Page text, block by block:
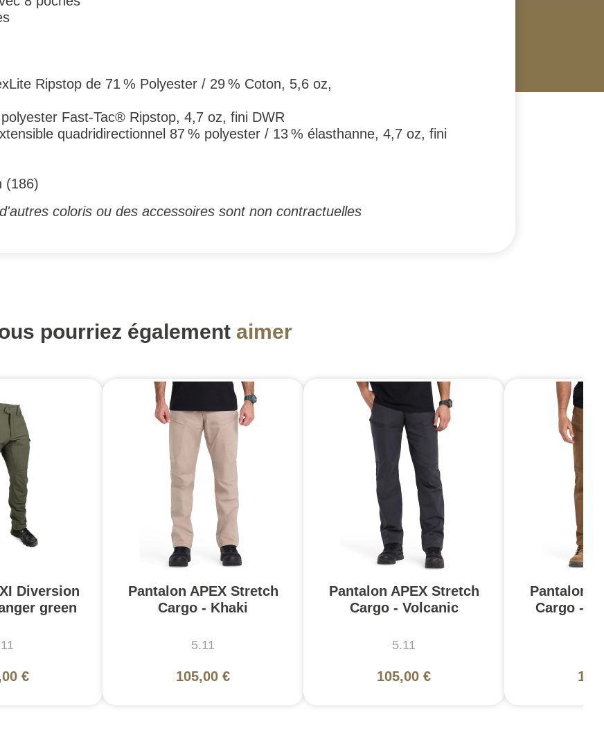
Ripstop de 71 % Polyester / 29 % Coton, 5,6 oz,
Fast-Tac® Ripstop, 4,7 oz, fini DWR
quadridirectionnel 87 % polyester / 13 % élasthanne, 4,7 oz, fini
(186)
coloris ou des accessoires sont non contractuelles
pourriez également aimer
Diversion
green
€
Pantalon APEX Stretch
Cargo - Khaki
5.11
105,00 €
Pantalon APEX Stretch
Cargo - Volcanic
5.11
105,00 €
Pantalon
Cargo -